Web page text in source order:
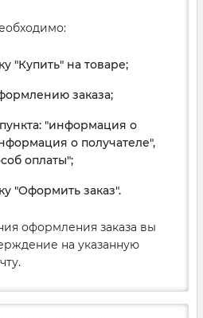
"Купить" на товаре;
заказа;
"информация о
о получателе",
оплаты";
"Оформить заказ".
оформления заказа вы
на указанную